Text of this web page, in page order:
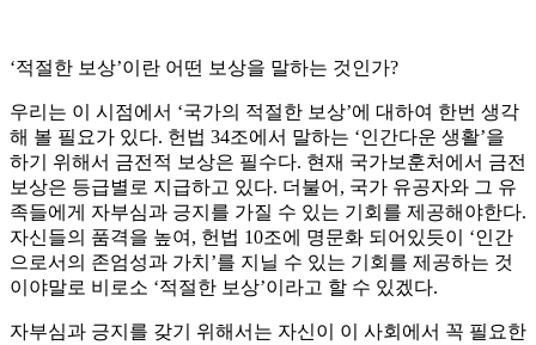
‘적절한 보상’이란 어떤 보상을 말하는 것인가?
우리는 이 시점에서 ‘국가의 적절한 보상’에 대하여 한번 생각
해 볼 필요가 있다. 헌법 34조에서 말하는 ‘인간다운 생활’을
하기 위해서 금전적 보상은 필수다. 현재 국가보훈처에서 금전
보상은 등급별로 지급하고 있다. 더불어, 국가 유공자와 그 유
족들에게 자부심과 긍지를 가질 수 있는 기회를 제공해야한다.
자신들의 품격을 높여, 헌법 10조에 명문화 되어있듯이 ‘인간
으로서의 존엄성과 가치’를 지닐 수 있는 기회를 제공하는 것
이야말로 비로소 ‘적절한 보상’이라고 할 수 있겠다.
자부심과 긍지를 갖기 위해서는 자신이 이 사회에서 꼭 필요한